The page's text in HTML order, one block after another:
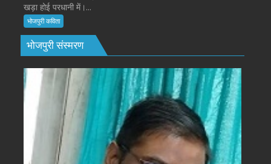
खड़ा होई परधानी में।...
भोजपुरी कविता
भोजपुरी संस्मरण